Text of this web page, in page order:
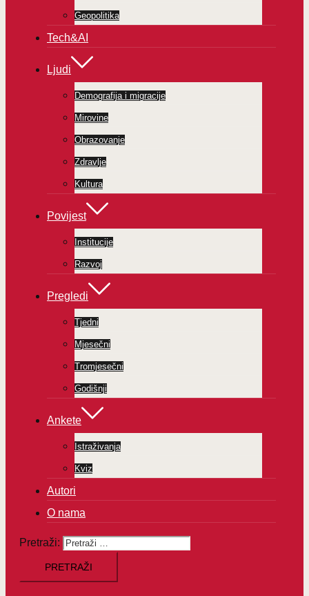
Geopolitika
Tech&AI
Ljudi
Demografija i migracije
Mirovine
Obrazovanje
Zdravlje
Kultura
Povijest
Institucije
Razvoj
Pregledi
Tjedni
Mjesečni
Tromjesečni
Godišnji
Ankete
Istraživanja
Kviz
Autori
O nama
Pretraži: